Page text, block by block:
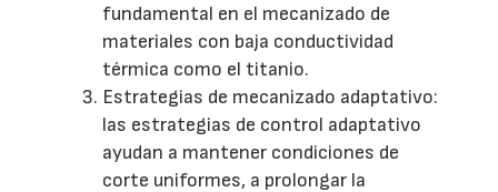
fundamental en el mecanizado de
materiales con baja conductividad
térmica como el titanio.
Estrategias de mecanizado adaptativo:
las estrategias de control adaptativo
ayudan a mantener condiciones de
corte uniformes, a prolongar la